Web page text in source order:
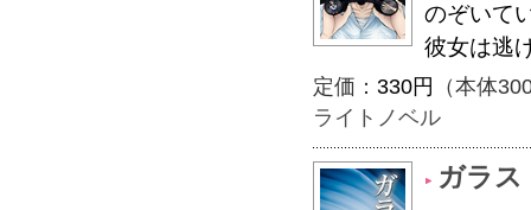
のぞいて
彼女は逃
定価： 330円
（本体
ライトノベル
ガラス